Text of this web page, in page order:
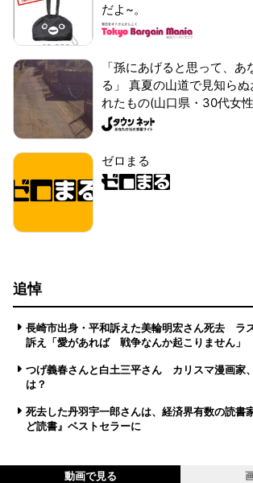
だよ~。
「孫にあげると思って、
る」 真夏の山道で見知ら
れたもの(山口県・30代女
ゼロまる
追悼
長崎市出身・平和訴えた美輪明宏さん死去 ラ
訴え「愛があれば 戦争なんか起こりません」
つげ義春さんと白土三平さん カリスマ漫画家
は？
死去した丹羽宇一郎さんは、経済界有数の読
ど読書』ベストセラーに
動画で見る